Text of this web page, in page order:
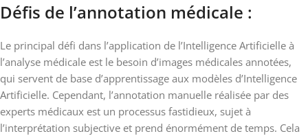
Défis de l’annotation médicale :
Le principal défi dans l’application de l’Intelligence Artificielle à
l’analyse médicale est le besoin d’images médicales annotées,
qui servent de base d’apprentissage aux modèles d’Intelligence
Artificielle. Cependant, l’annotation manuelle réalisée par des
experts médicaux est un processus fastidieux, sujet à
l’interprétation subjective et prend énormément de temps. Cela